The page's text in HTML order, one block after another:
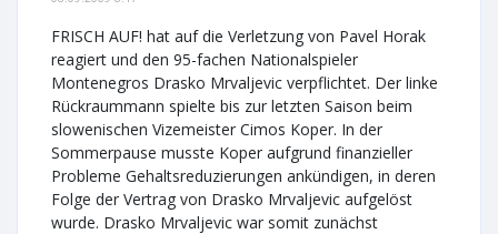
FRISCH AUF! hat auf die Verletzung von Pavel Horak
reagiert und den 95-fachen Nationalspieler
Montenegros Drasko Mrvaljevic verpflichtet. Der linke
Rückraummann spielte bis zur letzten Saison beim
slowenischen Vizemeister Cimos Koper. In der
Sommerpause musste Koper aufgrund finanzieller
Probleme Gehaltsreduzierungen ankündigen, in deren
Folge der Vertrag von Drasko Mrvaljevic aufgelöst
wurde. Drasko Mrvaljevic war somit zunächst